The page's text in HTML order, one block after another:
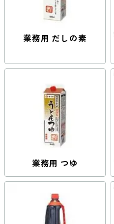
業務用 だしの素
業務用 つゆ